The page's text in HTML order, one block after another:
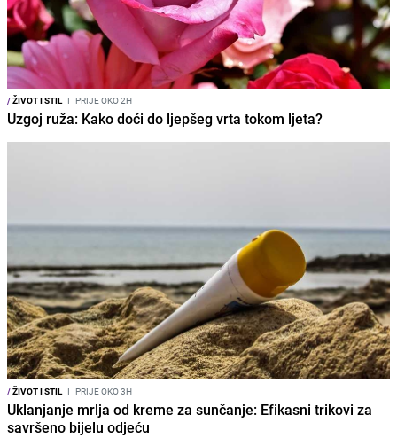
/ŽIVOT I STIL I PRIJE OKO 2H
Uzgoj ruža: Kako doći do ljepšeg vrta tokom ljeta?
/ŽIVOT I STIL I PRIJE OKO 3H
Uklanjanje mrlja od kreme za sunčanje: Efikasni trikovi za
savršeno bijelu odjeću